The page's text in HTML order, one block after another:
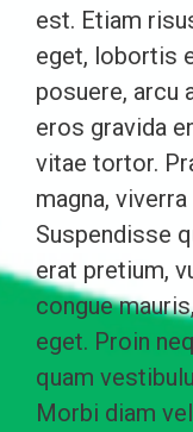
est. Etiam
eget, lobortis
posuere, arcu
eros gravida
vitae tortor.
magna,
Suspendisse
erat pretium,
congue
eget. Proin
quam
Morbi diam